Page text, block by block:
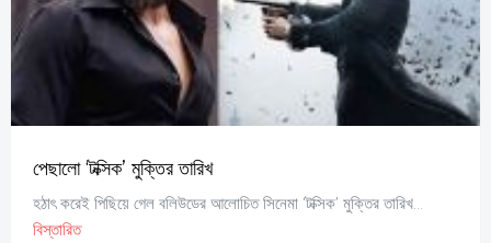
পেছালো ‘টক্সিক’ মুক্তির তারিখ
হঠাৎ করেই পিছিয়ে গেল বলিউডের আলোচিত সিনেমা ‘টক্সিক’ মুক্তির তারিখ...
বিস্তারিত